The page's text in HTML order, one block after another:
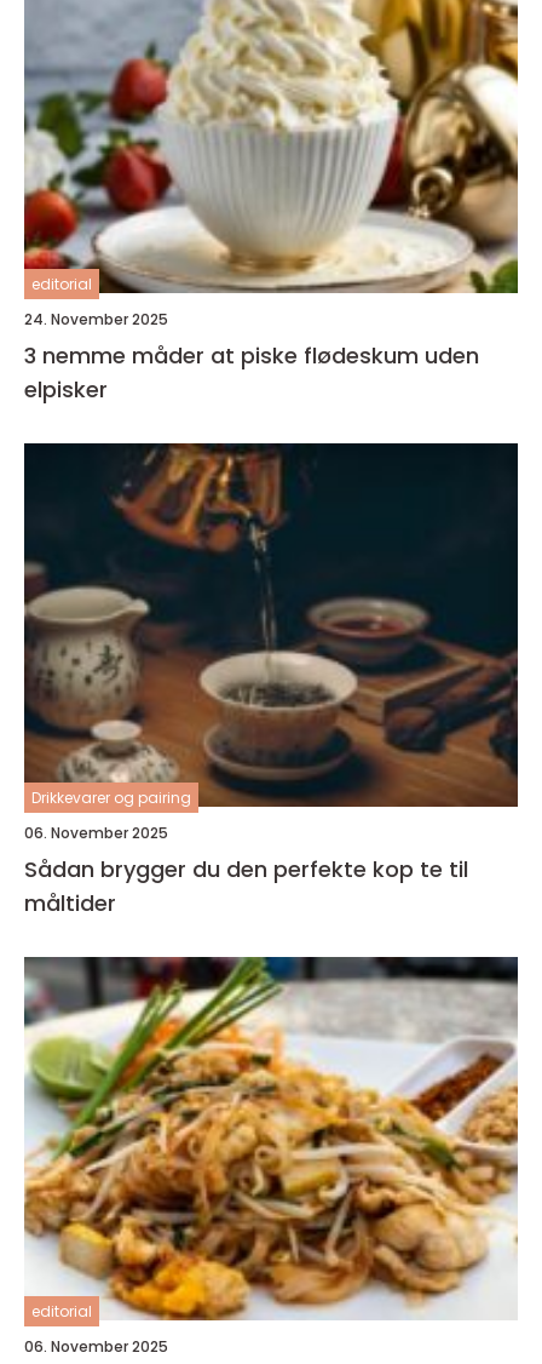
editorial
24. November 2025
3 nemme måder at piske flødeskum uden
elpisker
Drikkevarer og pairing
06. November 2025
Sådan brygger du den perfekte kop te til
måltider
editorial
06. November 2025